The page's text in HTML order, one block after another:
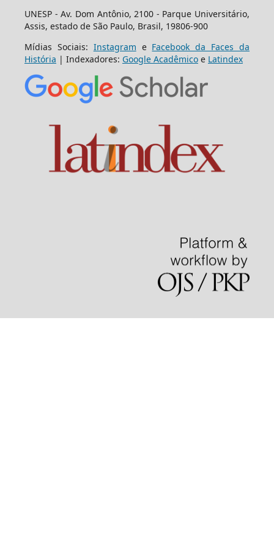
UNESP - Av. Dom Antônio, 2100 - Parque Universitário,
Assis, estado de São Paulo, Brasil, 19806-900
Mídias Sociais: Instagram e Facebook da Faces da
História | Indexadores: Google Acadêmicoe Latindex